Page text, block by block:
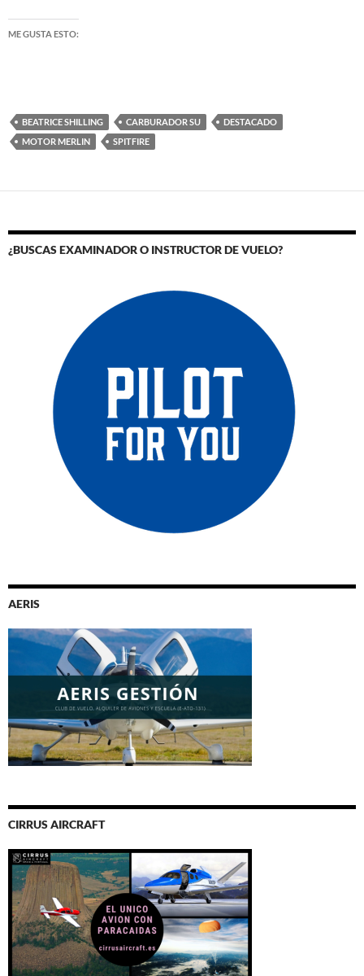
ME GUSTA ESTO:
BEATRICE SHILLING CARBURADOR SU
DESTACADO
MOTOR MERLIN
SPITFIRE
¿BUSCAS EXAMINADOR O INSTRUCTOR DE VUELO?
AERIS
CIRRUS AIRCRAFT